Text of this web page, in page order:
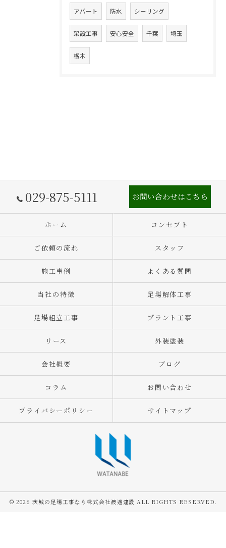
アパート 防水 シーリング
架設工事 安心安全 千葉 埼玉
栃木
029-875-5111 お問い合わせはこちら
ホーム コンセプト
ご依頼の流れ スタッフ
施工事例 よくある質問
当社の特徴 足場解体工事
足場組立工事 プラント工事
リース 外装塗装
会社概要 ブログ
コラム お問い合わせ
プライバシーポリシー サイトマップ
© 2026 茨城の足場工事なら株式会社渡邊建設 ALL RIGHTS RESERVED.